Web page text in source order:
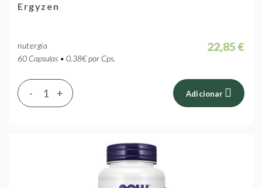
Ergyzen
nutergia
60 Capsulas • 0.38€ por Cps.
22,85 €
+
- Adicionar